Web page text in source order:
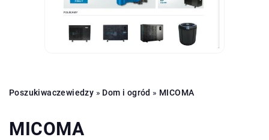
Poszukiwaczewiedzy » Dom i ogród » MICOMA
MICOMA